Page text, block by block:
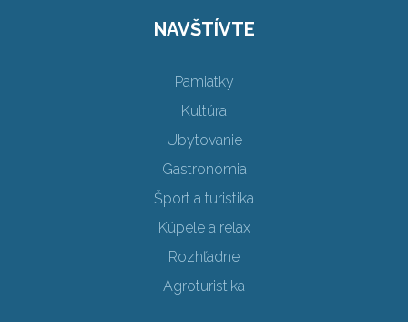
NAVŠTÍVTE
Pamiatky
Kultúra
Ubytovanie
Gastronómia
Šport a turistika
Kúpele a relax
Rozhľadne
Agroturistika